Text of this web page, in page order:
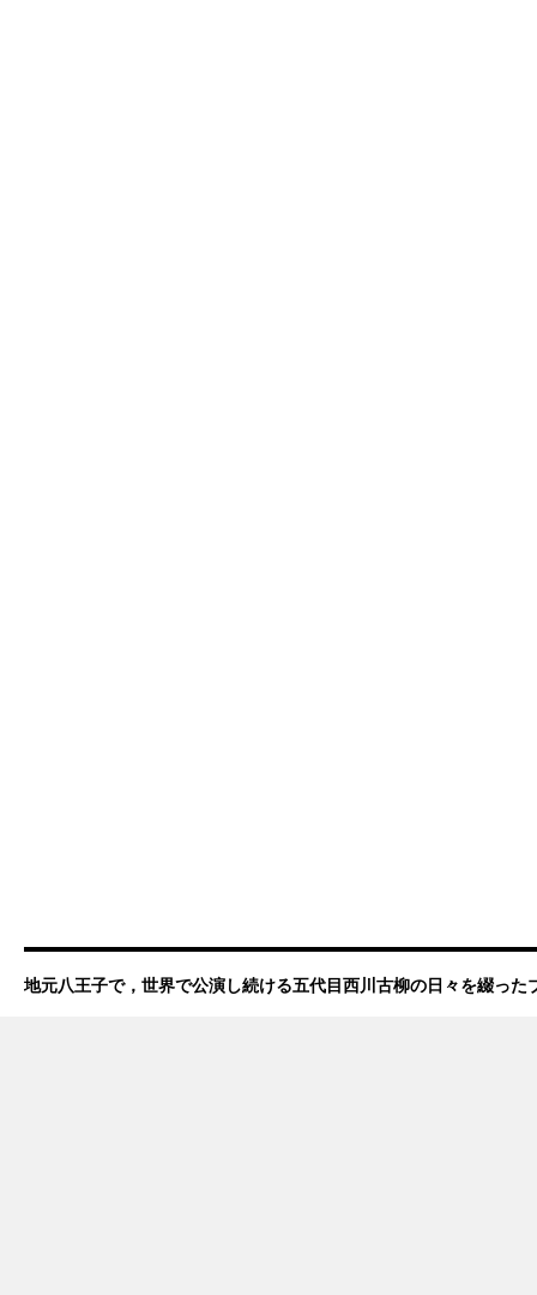
地元八王子で，世界で公演し続ける五代目西川古柳の日々を綴った